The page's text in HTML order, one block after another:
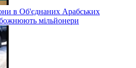
в Об'єднаних Арабських
мільйонери